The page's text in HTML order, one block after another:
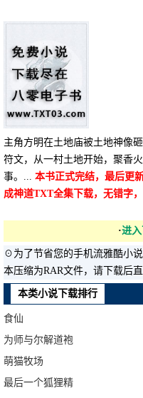
主角方明在土地庙被土地神像
符文，从一村土地开始，聚香
事。... 本书正式完结，最后更
成神道TXT全集下载，无错字
·进
☉为了节省您的手机流雅酷小
本压缩为RAR文件，请下载后直
本类小说下载排行
食仙
为师与尔解道袍
萌猫牧场
最后一个狐狸精